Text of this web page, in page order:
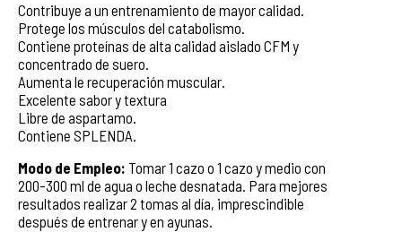
Contribuye a un entrenamiento de mayor calidad.
Protege los músculos del catabolismo.
Contiene proteínas de alta calidad aislado CFM y
concentrado de suero.
Aumenta le recuperación muscular.
Excelente sabor y textura
Libre de aspartamo.
Contiene SPLENDA.
Modo de Empleo: Tomar 1 cazo o 1 cazo y medio con
200-300 ml de agua o leche desnatada. Para mejores
resultados realizar 2 tomas al día, imprescindible
después de entrenar y en ayunas.